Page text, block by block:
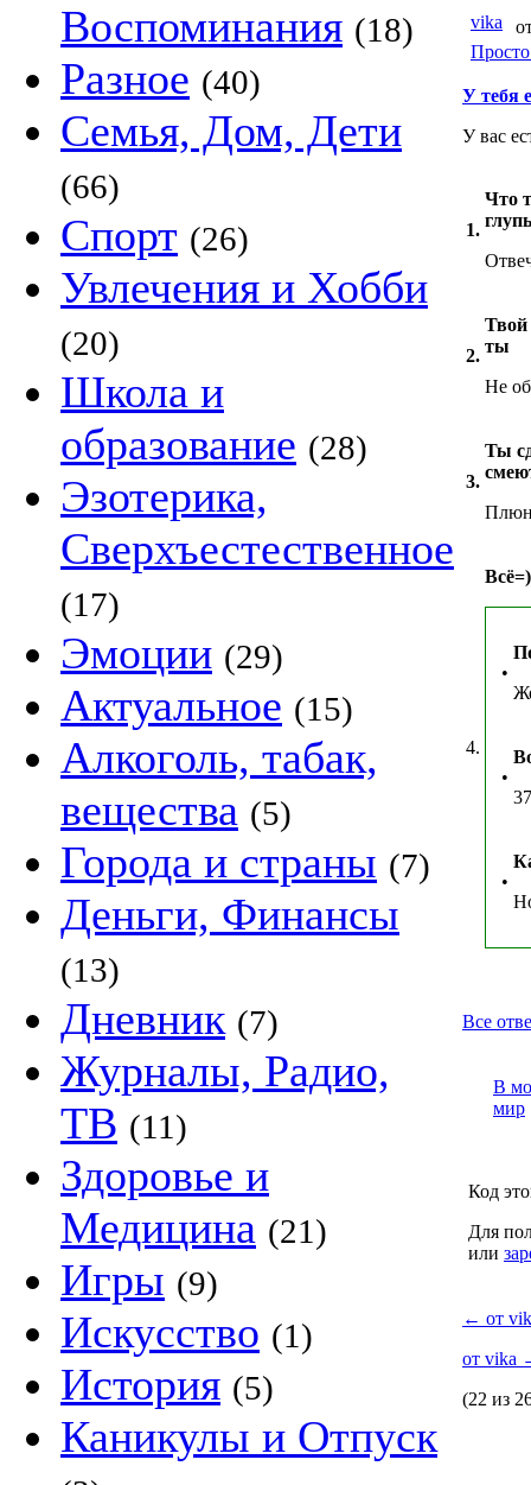
Воспоминания (18)
Разное (40)
Семья, Дом, Дети
(66)
Спорт (26)
Увлечения и Хобби
(20)
Школа и
образование (28)
Эзотерика,
Сверхъестественное
(17)
Эмоции (29)
Актуальное (15)
Алкоголь, табак,
вещества (5)
Города и страны (7)
Деньги, Финансы
(13)
Дневник (7)
Журналы, Радио,
ТВ (11)
Здоровье и
Медицина (21)
Игры (9)
Искусство (1)
История (5)
Каникулы и Отпуск
vika
У тебя
У вас
1.
Что
2.
Твой
ты
Не
3.
Ты
4.
Всё=)
•
•
•
Все
В
мир
Код
Для
или
← от
от vika
(22 из